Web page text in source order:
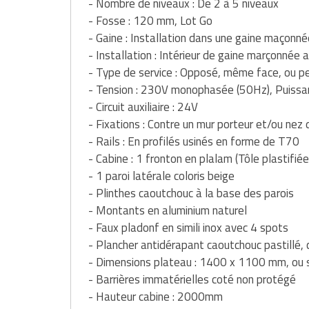
Matériel de musculation
Vêtement sportif
Rôtisserie professionnelle
Sautause professionnelle
Table de cuisson professionnelle
Tables de préparation réfrigérées
Ustensile de cuisine
Vaisselle restaurant
Vitrines réfrigérées
- Fosse : 120 mm, Lot Go
- Gaine : Installation dans une gaine
- Installation : Intérieur de gaine marçonnée
- Type de service : Opposé, même face, ou
- Tension : 230V monophasée (50Hz),
- Circuit auxiliaire : 24V
- Fixations : Contre un mur porteur et/ou nez
- Rails : En profilés usinés en forme de T70
- Cabine : 1 fronton en plalam (Tôle
- 1 paroi latérale coloris beige
- Plinthes caoutchouc à la base des parois
- Montants en aluminium naturel
- Faux pladonf en simili inox avec 4 spots
- Plancher antidérapant caoutchouc pastillé,
- Dimensions plateau : 1400 x 1100 mm, ou
- Barrières immatérielles coté non protégé
- Hauteur cabine : 2000mm